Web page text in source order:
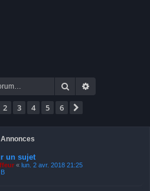
Rechercher
2 3 4 5 6
Annonces
un sujet
« lun. 2 avr. 2018 21:25